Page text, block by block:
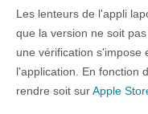
Les lenteurs de l'appli
que la version ne soit
une vérification s'impose
l'application. En fonction
rendre soit surApple